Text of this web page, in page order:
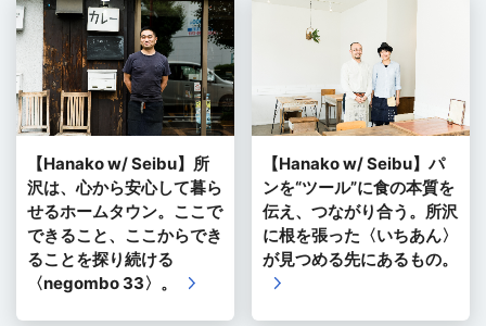
【Hanako w/ Seibu】所
沢は、心から安心して暮ら
せるホームタウン。ここで
できること、ここからでき
ることを探り続ける
〈negombo 33〉。
【Hanako w/ Seibu】パ
ンを“ツール”に食の本質を
伝え、つながり合う。所沢
に根を張った〈いちあん〉
が見つめる先にあるもの。